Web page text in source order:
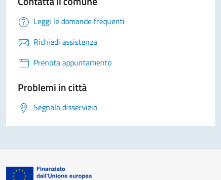
Leggi le domande frequenti
Richiedi assistenza
Prenota appuntamento
Problemi in città
Segnala disservizio